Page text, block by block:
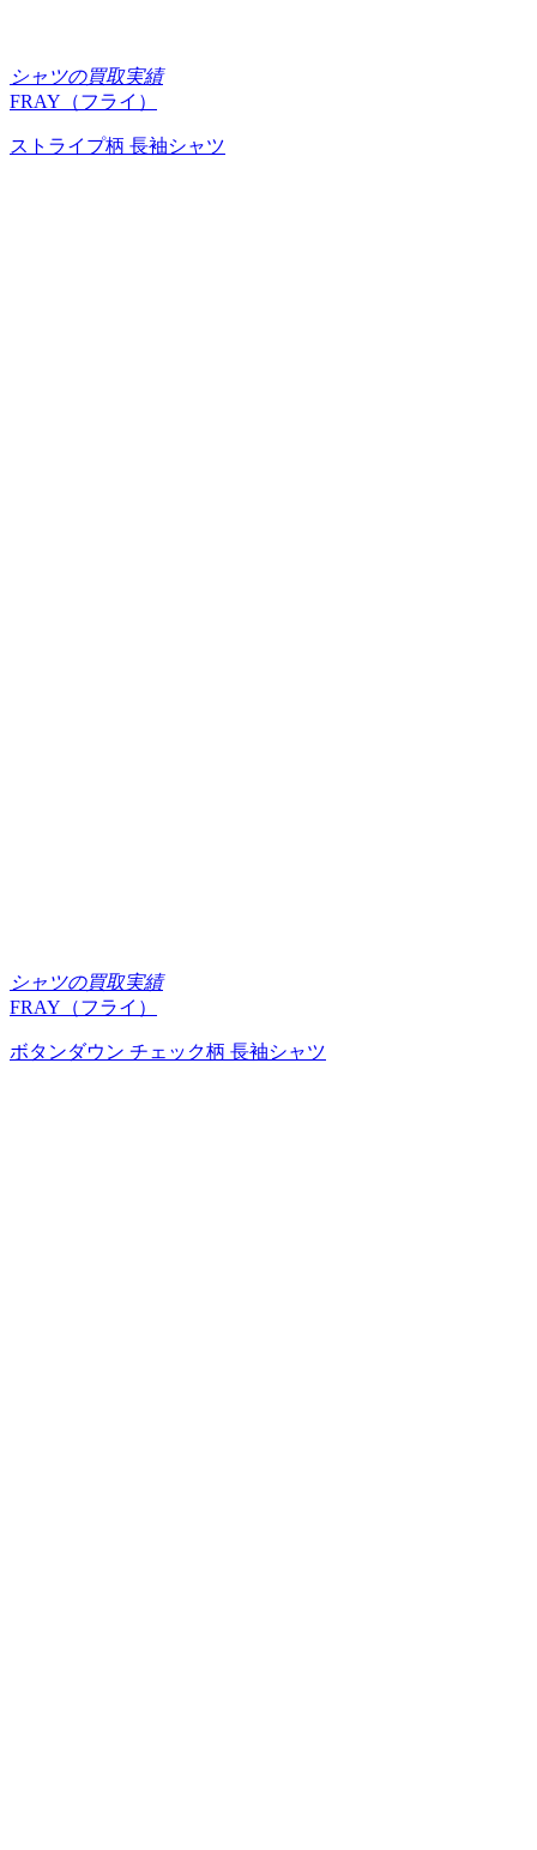
シャツの買取実績
FRAY（フライ）
ストライプ柄 長袖シャツ
シャツの買取実績
FRAY（フライ）
ボタンダウン チェック柄 長袖シャツ